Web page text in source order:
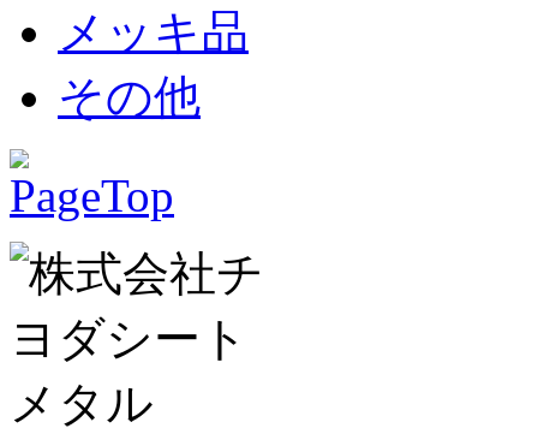
メッキ品
その他